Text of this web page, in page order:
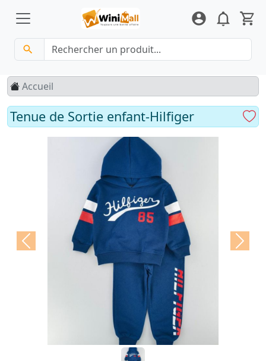
Accueil
Tenue de Sortie enfant-Hilfiger
Previous Next